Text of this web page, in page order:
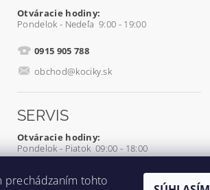
Otváracie hodiny:
Pondelok - Nedeľa 9:00 - 19:00
0915 905 788
obchod@kociky.sk
SERVIS
Otváracie hodiny:
Pondelok - Piatok 09:00 - 18:00
0905 539 927
prechádzaním tohto